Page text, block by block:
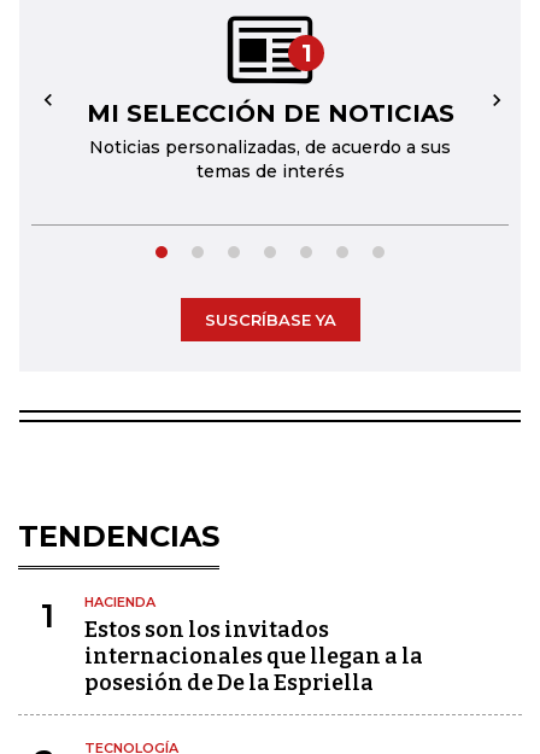
1
MI SELECCIÓN DE NOTICIAS
Noticias personalizadas, de acuerdo a sus
temas de interés
← →
SUSCRÍBASE YA
TENDENCIAS
1 HACIENDA
Estos son los invitados
internacionales que llegan a la
posesión de De la Espriella
TECNOLOGÍA